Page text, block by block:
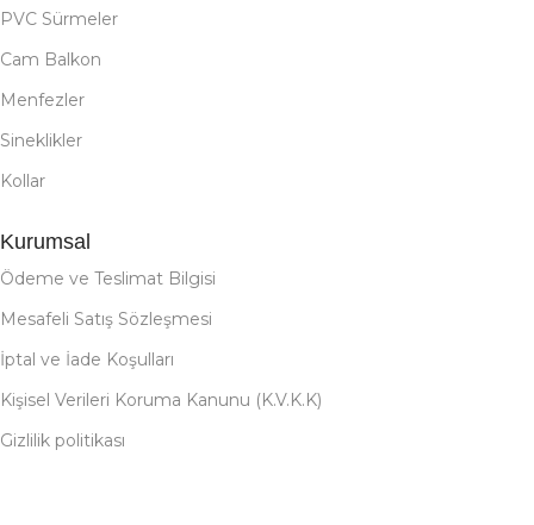
PVC Sürmeler
Cam Balkon
Menfezler
Sineklikler
Kollar
Kurumsal
Ödeme ve Teslimat Bilgisi
Mesafeli Satış Sözleşmesi
İptal ve İade Koşulları
Kişisel Verileri Koruma Kanunu (K.V.K.K)
Gizlilik politikası